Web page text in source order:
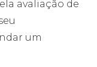
avaliação de
um